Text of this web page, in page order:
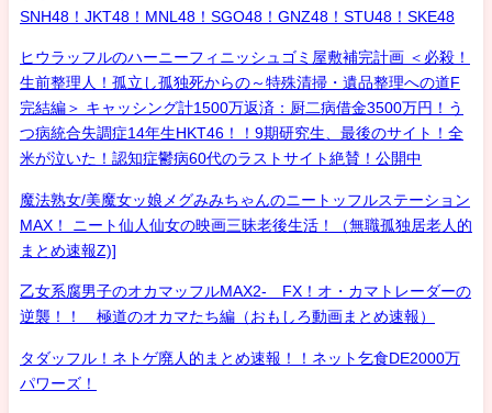
SNH48！JKT48！MNL48！SGO48！GNZ48！STU48！SKE48
ヒウラッフルのハーニーフィニッシュゴミ屋敷補完計画 ＜必殺！
生前整理人！孤立し孤独死からの～特殊清掃・遺品整理への道F
完結編＞ キャッシング計1500万返済：厨二病借金3500万円！う
つ病統合失調症14年生HKT46！！9期研究生、最後のサイト！全
米が泣いた！認知症鬱病60代のラストサイト絶賛！公開中
魔法熟女/美魔女ッ娘メグみみちゃんのニートッフルステーション
MAX！ ニート仙人仙女の映画三昧老後生活！（無職孤独居老人的
まとめ速報Z)]
乙女系腐男子のオカマッフルMAX2- FX！オ・カマトレーダーの
逆襲！！ 極道のオカマたち編（おもしろ動画まとめ速報）
タダッフル！ネトゲ廃人的まとめ速報！！ネット乞食DE2000万
パワーズ！